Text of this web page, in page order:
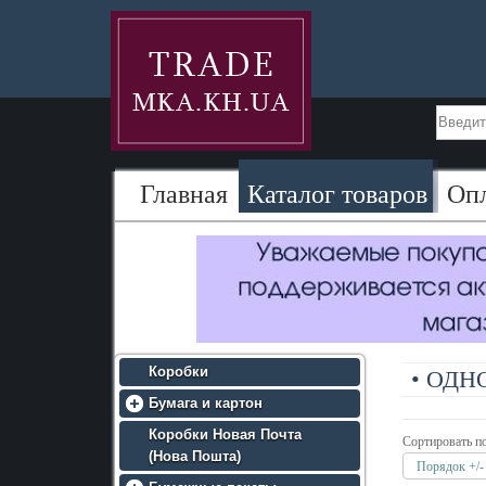
Главная Каталог товаров
Коробки
Бумага и картон
• Крафт бумага (МЦБК)
• Крафт бумага (эко крафт)
Коробки Новая Почта
(Нова Пошта)
•
Сортировать
Порядок +/-